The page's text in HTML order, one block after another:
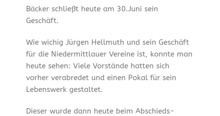
Bäcker schließt heute am 30.Juni sein
Geschäft.
Wie wichig Jürgen Hellmuth und sein Geschäft
für die Niedermittlauer Vereine ist, konnte man
heute sehen: Viele Vorstände hatten sich
vorher verabredet und einen Pokal für sein
Lebenswerk gestaltet.
Dieser wurde dann heute beim Abschieds-